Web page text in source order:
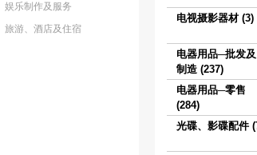
娱乐制作及服务
旅游、酒店及住宿
电视摄影器材 (3)
电器用品─批发及
制造 (237)
电器用品─零售
(284)
光碟、影碟配件